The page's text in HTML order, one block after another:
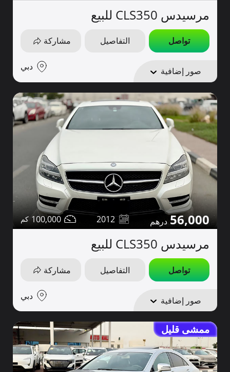
مرسيدس CLS350 للبيع
تواصل التفاصيل مشاركة
صور إضافية دبي
56,000
2012
100,000
مرسيدس CLS350 للبيع
تواصل التفاصيل مشاركة
صور إضافية دبي
ممشى قليل